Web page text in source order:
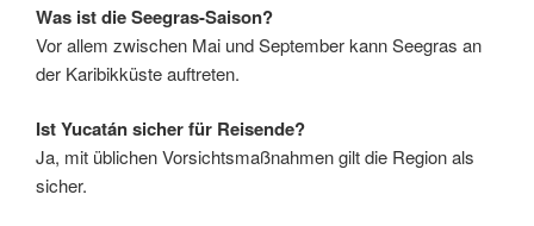
Was ist die Seegras-Saison?
Vor allem zwischen Mai und September kann Seegras an
der Karibikküste auftreten.
Ist Yucatán sicher für Reisende?
Ja, mit üblichen Vorsichtsmaßnahmen gilt die Region als
sicher.